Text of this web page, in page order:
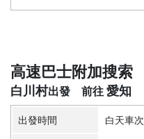
高速巴士附加搜索
白川村 愛知
出發時間 白天車次